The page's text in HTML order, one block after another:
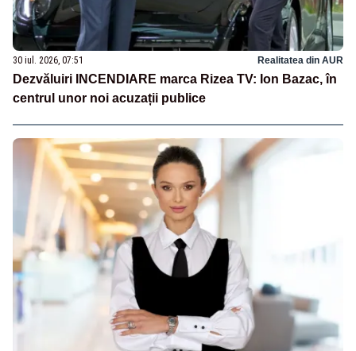
30 iul. 2026, 07:51 Realitatea din AUR
Dezvăluiri INCENDIARE marca Rizea TV: Ion Bazac, în
centrul unor noi acuzații publice